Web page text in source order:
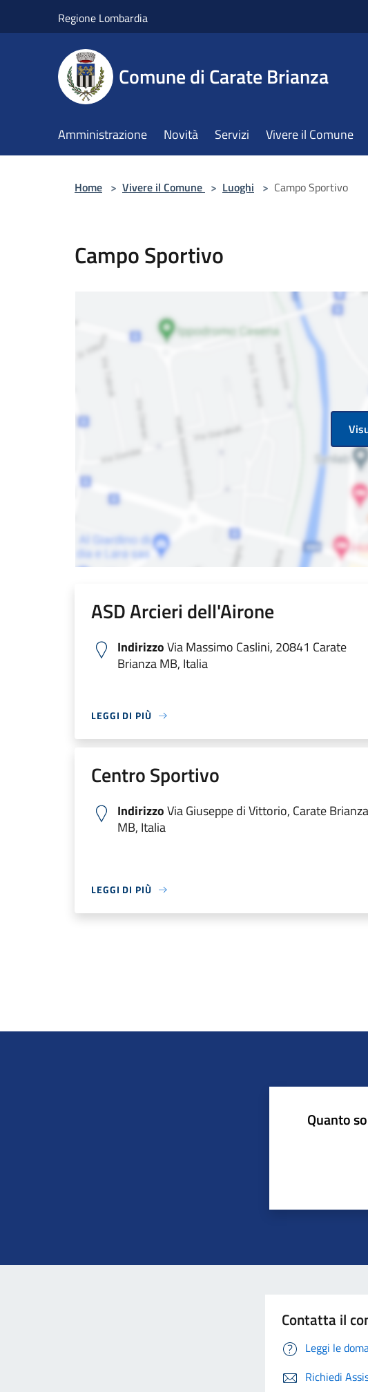
Regione Lombardia
Comune di Carate Brianza
Amministrazione Novità Servizi Vivere il Comune
Home > Vivere il Comune > Luoghi > Campo Sportivo
Campo Sportivo
ASD Arcieri dell'Airone
IndirizzoVia Massimo Caslini, 20841 Carate
Brianza MB, Italia
LEGGI DI PIÙ
Centro Sportivo
IndirizzoVia Giuseppe di Vittorio, Carate Brianza
MB, Italia
LEGGI DI PIÙ
Quanto
Contatta il
Leggi le
Richiedi